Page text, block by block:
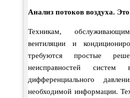
Анализ потоков воздуха.
Техникам,
вентиляции и
требуются простые
неисправностей систем
дифференциального
необходимой информации.